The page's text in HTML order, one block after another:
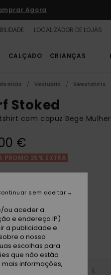
Agora
LOCALIZADOR DE LOJAS
CALÇADO CRIANÇAS
início Vestuário Sweatshirts
Stoked
com capuz Bege Mulher
€
PROMO 25% EXTRA
L
ou aceder a
e endereço IP)
a publicidade e
o nosso
escolhas para
que não estão
informações,
sem aceitar